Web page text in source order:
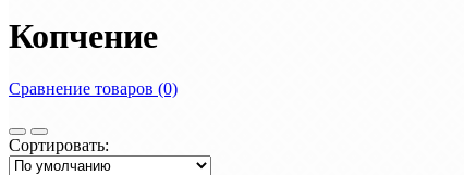
Копчение
Сравнение товаров (0)
Сортировать: